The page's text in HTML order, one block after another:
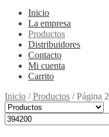
Inicio
La empresa
Productos
Distribuidores
Contacto
Mi cuenta
Carrito
Inicio /Productos /Página 2
Precio
mínimo